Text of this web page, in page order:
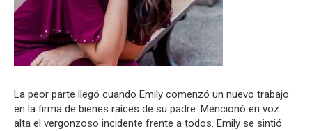
La peor parte llegó cuando Emily comenzó un nuevo trabajo
en la firma de bienes raíces de su padre. Mencionó en voz
alta el vergonzoso incidente frente a todos. Emily se sintió